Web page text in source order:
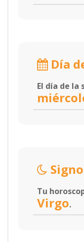
Día
El día de la
Tu
Virgo.